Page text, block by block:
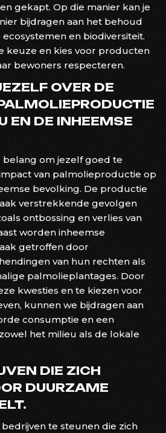
gekapt. Op die manier kan je
bijdragen aan het behoud
en biodiversiteit.
keuze en kies voor producten
bewoners respecteren.
OVER DE
EN DE INHEEMSE
belang om jezelf goed te
van palmolieproductie op
bevolking. De productie
verstrekkende gevolgen
ontbossing en verlies van
worden inheemse
getroffen door
van hun rechten als
palmolieplantages. Door
kwesties en te kiezen voor
kunnen we bijdragen aan
consumptie en een
het milieu als de lokale
DIE ZICH
DUURZAME
te steunen die zich